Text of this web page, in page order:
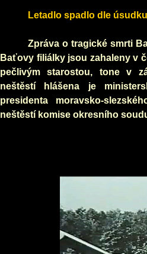
Letadlo spadlo dle
Zpráva o tragické smrti
Baťovy filiálky jsou zahaleny v
pečlivým starostou, tone v
neštěstí hlášena je
presidenta moravsko-
neštěstí komise okresního